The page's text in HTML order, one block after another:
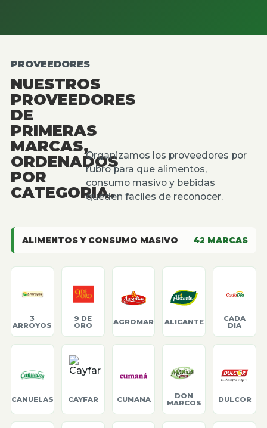
PROVEEDORES
NUESTROS
PROVEEDORES
DE
PRIMERAS
MARCAS,
ORDENADOS
POR
CATEGORIA.
Organizamos los proveedores por
rubro para que alimentos,
consumo masivo y bebidas
queden faciles de reconocer.
ALIMENTOS Y CONSUMO MASIVO 42 MARCAS
3
ARROYOS
9 DE
ORO
AGROMAR ALICANTE
CADA
DIA
CANUELAS CAYFAR CUMANA
DON
MARCOS
DULCOR